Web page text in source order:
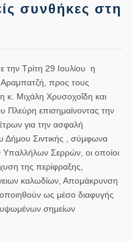
συνθήκες στη
την Τρίτη 29 Ιουλίου η
Αραμπατζή, προς τους
κ. Μιχάλη Χρυσοχοΐδη και
επισημαίνοντας την
για την ασφαλή
Δήμου Σιντικής , σύμφωνα
Σερρών, οι οποίοι
της περίφραξης,
καλωδίων, Απομάκρυνση
ως μέσο διαφυγής
σημείων